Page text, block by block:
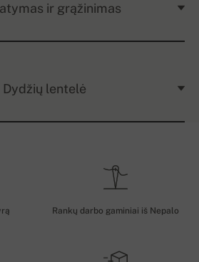
ir grąžinimas
Dydžių lentelė
Rankų darbo gaminiai iš Nepalo